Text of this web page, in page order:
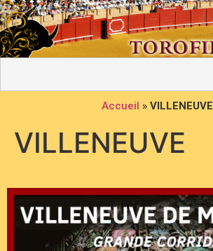
Accueil » VILLENEUVE
VILLENEUVE